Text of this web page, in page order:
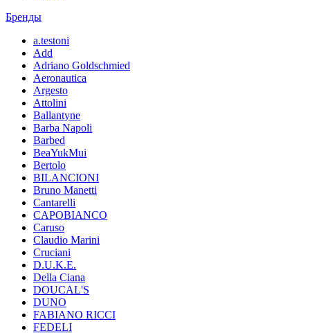
Бренды
a.testoni
Add
Adriano Goldschmied
Aeronautica
Argesto
Attolini
Ballantyne
Barba Napoli
Barbed
BeaYukMui
Bertolo
BILANCIONI
Bruno Manetti
Cantarelli
CAPOBIANCO
Caruso
Claudio Marini
Cruciani
D.U.K.E.
Della Ciana
DOUCAL'S
DUNO
FABIANO RICCI
FEDELI